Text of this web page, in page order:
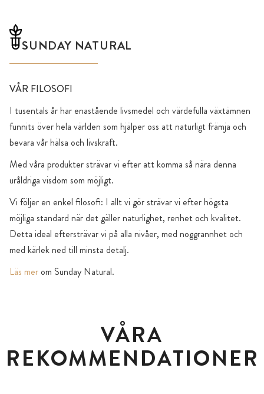
SUNDAY NATURAL
VÅR FILOSOFI
I tusentals år har enastående livsmedel och värdefulla växtämnen
funnits över hela världen som hjälper oss att naturligt främja och
bevara vår hälsa och livskraft.
Med våra produkter strävar vi efter att komma så nära denna
uråldriga visdom som möjligt.
Vi följer en enkel filosofi: I allt vi gör strävar vi efter högsta
möjliga standard när det gäller naturlighet, renhet och kvalitet.
Detta ideal eftersträvar vi på alla nivåer, med noggrannhet och
med kärlek ned till minsta detalj.
Läs mer om Sunday Natural.
VÅRA
REKOMMENDATIONER